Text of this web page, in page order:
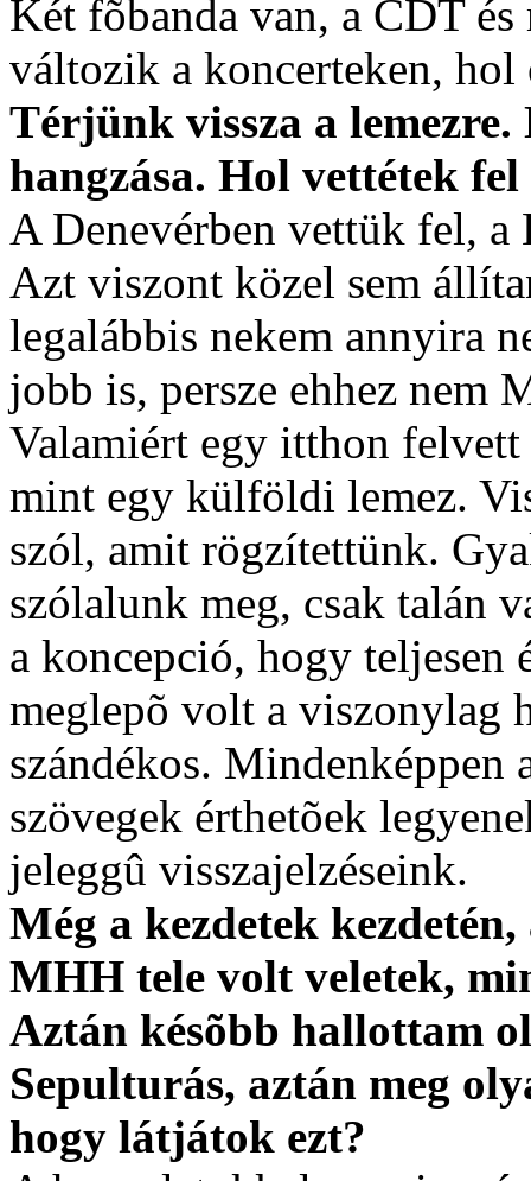
Két fõbanda van, a CDT
változik a koncerteken,
Térjünk vissza a
hangzása. Hol vettétek
A Denevérben vettük fel, a
Azt viszont közel sem
legalábbis nekem annyira
jobb is, persze ehhez nem
Valamiért egy itthon
mint egy külföldi lemez.
szól, amit rögzítettünk.
szólalunk meg, csak talán
a koncepció, hogy teljesen
meglepõ volt a viszonylag
szándékos. Mindenképpen
szövegek érthetõek
jeleggû visszajelzéseink.
Még a kezdetek
MHH tele volt veletek,
Aztán késõbb hallottam
Sepulturás, aztán meg
hogy látjátok ezt?